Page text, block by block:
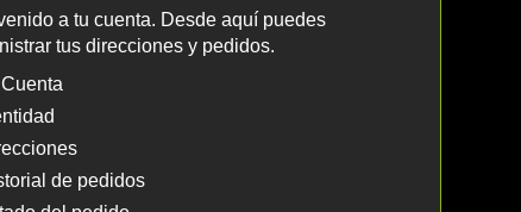
a tu cuenta. Desde aquí puedes
tus direcciones y pedidos.
de pedidos